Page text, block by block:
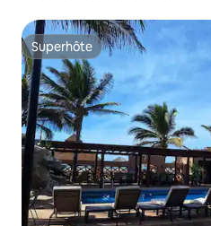
Superhôte
Superhôte